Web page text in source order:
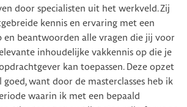
door specialisten uit het werkveld. Zij
kennis en ervaring met een
en beantwoorden alle vragen die jij voor
inhoudelijke vakkennis op die je
kan toepassen. Deze opzet
want door de masterclasses heb ik
waarin ik met een bepaald